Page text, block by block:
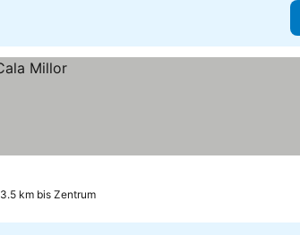
3.5 km bis Zentrum